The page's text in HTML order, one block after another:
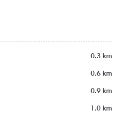
0.3 km
0.6 km
0.9 km
1.0 km